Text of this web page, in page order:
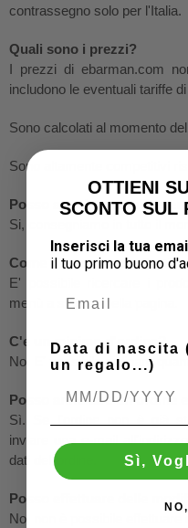
contrassegno solo per l'Italia.
Quali sono i prezzi?
I prezzi di ebarman.com
includono le eventuali tariffe
Sono calcolati al momento
Sono altamente competitivi
Posso acquistare
Si, consegniamo in tutto il
Come posso trovare
E' possibile ricercare i
menù a sinistra della pagina.
C'e un minimo d'ordine?
No. E' possibile ordinare
Posso annullare un ordine
Sì. Se l'ordine non è già
inviare una e-mail
dati dell'ordine.
Posso effettuare delle
No, non è possibile effettuare
OTTIENI
SCONTO SUL
Inserisci la tua
il tuo primo buono
Data di nascita
un regalo...)
Sì,